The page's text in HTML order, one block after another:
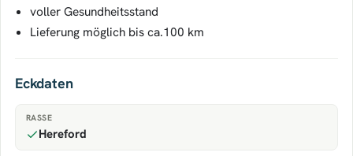
voller Gesundheitsstand
Lieferung möglich bis ca.100 km
Eckdaten
RASSE
Hereford